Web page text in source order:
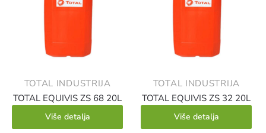
TOTAL INDUSTRIJA
TOTAL EQUIVIS ZS 68 20L
Više detalja
TOTAL INDUSTRIJA
TOTAL EQUIVIS ZS 32 20L
Više detalja